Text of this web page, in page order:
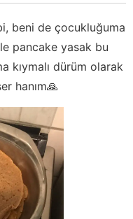
beni de çocukluğuma
pancake yasak bu
kıymalı dürüm olarak
hanım🙏